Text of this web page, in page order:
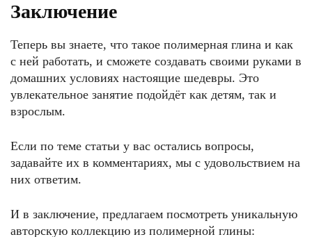
Заключение
Теперь вы знаете, что такое полимерная глина и как
с ней работать, и сможете создавать своими руками в
домашних условиях настоящие шедевры. Это
увлекательное занятие подойдёт как детям, так и
взрослым.
Если по теме статьи у вас остались вопросы,
задавайте их в комментариях, мы с удовольствием на
них ответим.
И в заключение, предлагаем посмотреть уникальную
авторскую коллекцию из полимерной глины: